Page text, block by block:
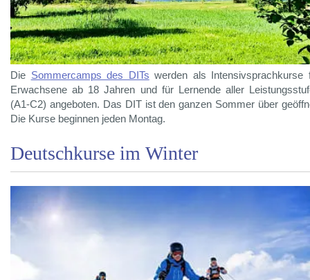
Die Sommercamps des DITs werden als Intensivsprachkurse
Erwachsene ab 18 Jahren und für Lernende aller
(A1-C2) angeboten. Das DIT ist den ganzen Sommer über
Die Kurse beginnen jeden Montag.
Deutschkurse im Winter